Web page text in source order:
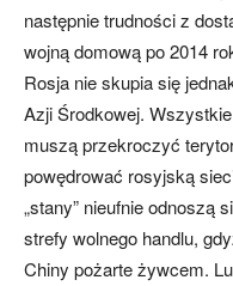
następnie trudności z
wojną domową po 2014
Rosja nie skupia się
Azji Środkowej.
muszą przekroczyć
powędrować rosyjską
„stany” nieufnie odnoszą
strefy wolnego handlu,
Chiny pożarte żywcem.